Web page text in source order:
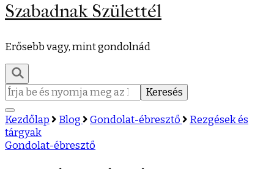
Szabadnak Születtél
Erősebb vagy, mint gondolnád
Keresés:
Kezdőlap Blog Gondolat-ébresztő
Rezgések és
tárgyak
Gondolat-ébresztő